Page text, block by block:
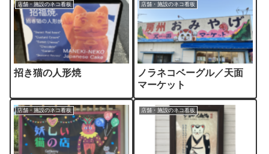
店舗・施設のネコ看板
招き猫の人形焼
店舗・施設のネコ看板
ノラネコベーグル／天面
マーケット
店舗・施設のネコ看板 店舗・施設のネコ看板